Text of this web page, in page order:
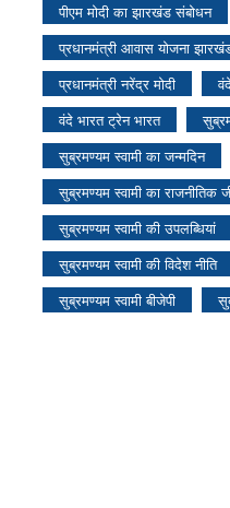
पीएम मोदी का झारखंड संबोधन
प्रधानमंत्री आवास योजना
प्रधानमंत्री नरेंद्र मोदी
वंदे भारत ट्रेन भारत
सुब्रमण्यम स्वामी का जन्मदिन
सुब्रमण्यम स्वामी का राजनीतिक
सुब्रमण्यम स्वामी की उपलब्धियां
सुब्रमण्यम स्वामी की विदेश नीति
सुब्रमण्यम स्वामी बीजेपी